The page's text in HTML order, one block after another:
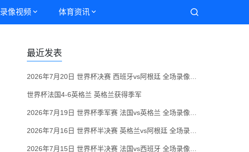
录像视频 体育资讯
最近发表
世界杯法国4-6英格兰 英格兰获得季军
2026年7月16日 世界杯半决赛 英格兰vs阿根廷 全场录像回放